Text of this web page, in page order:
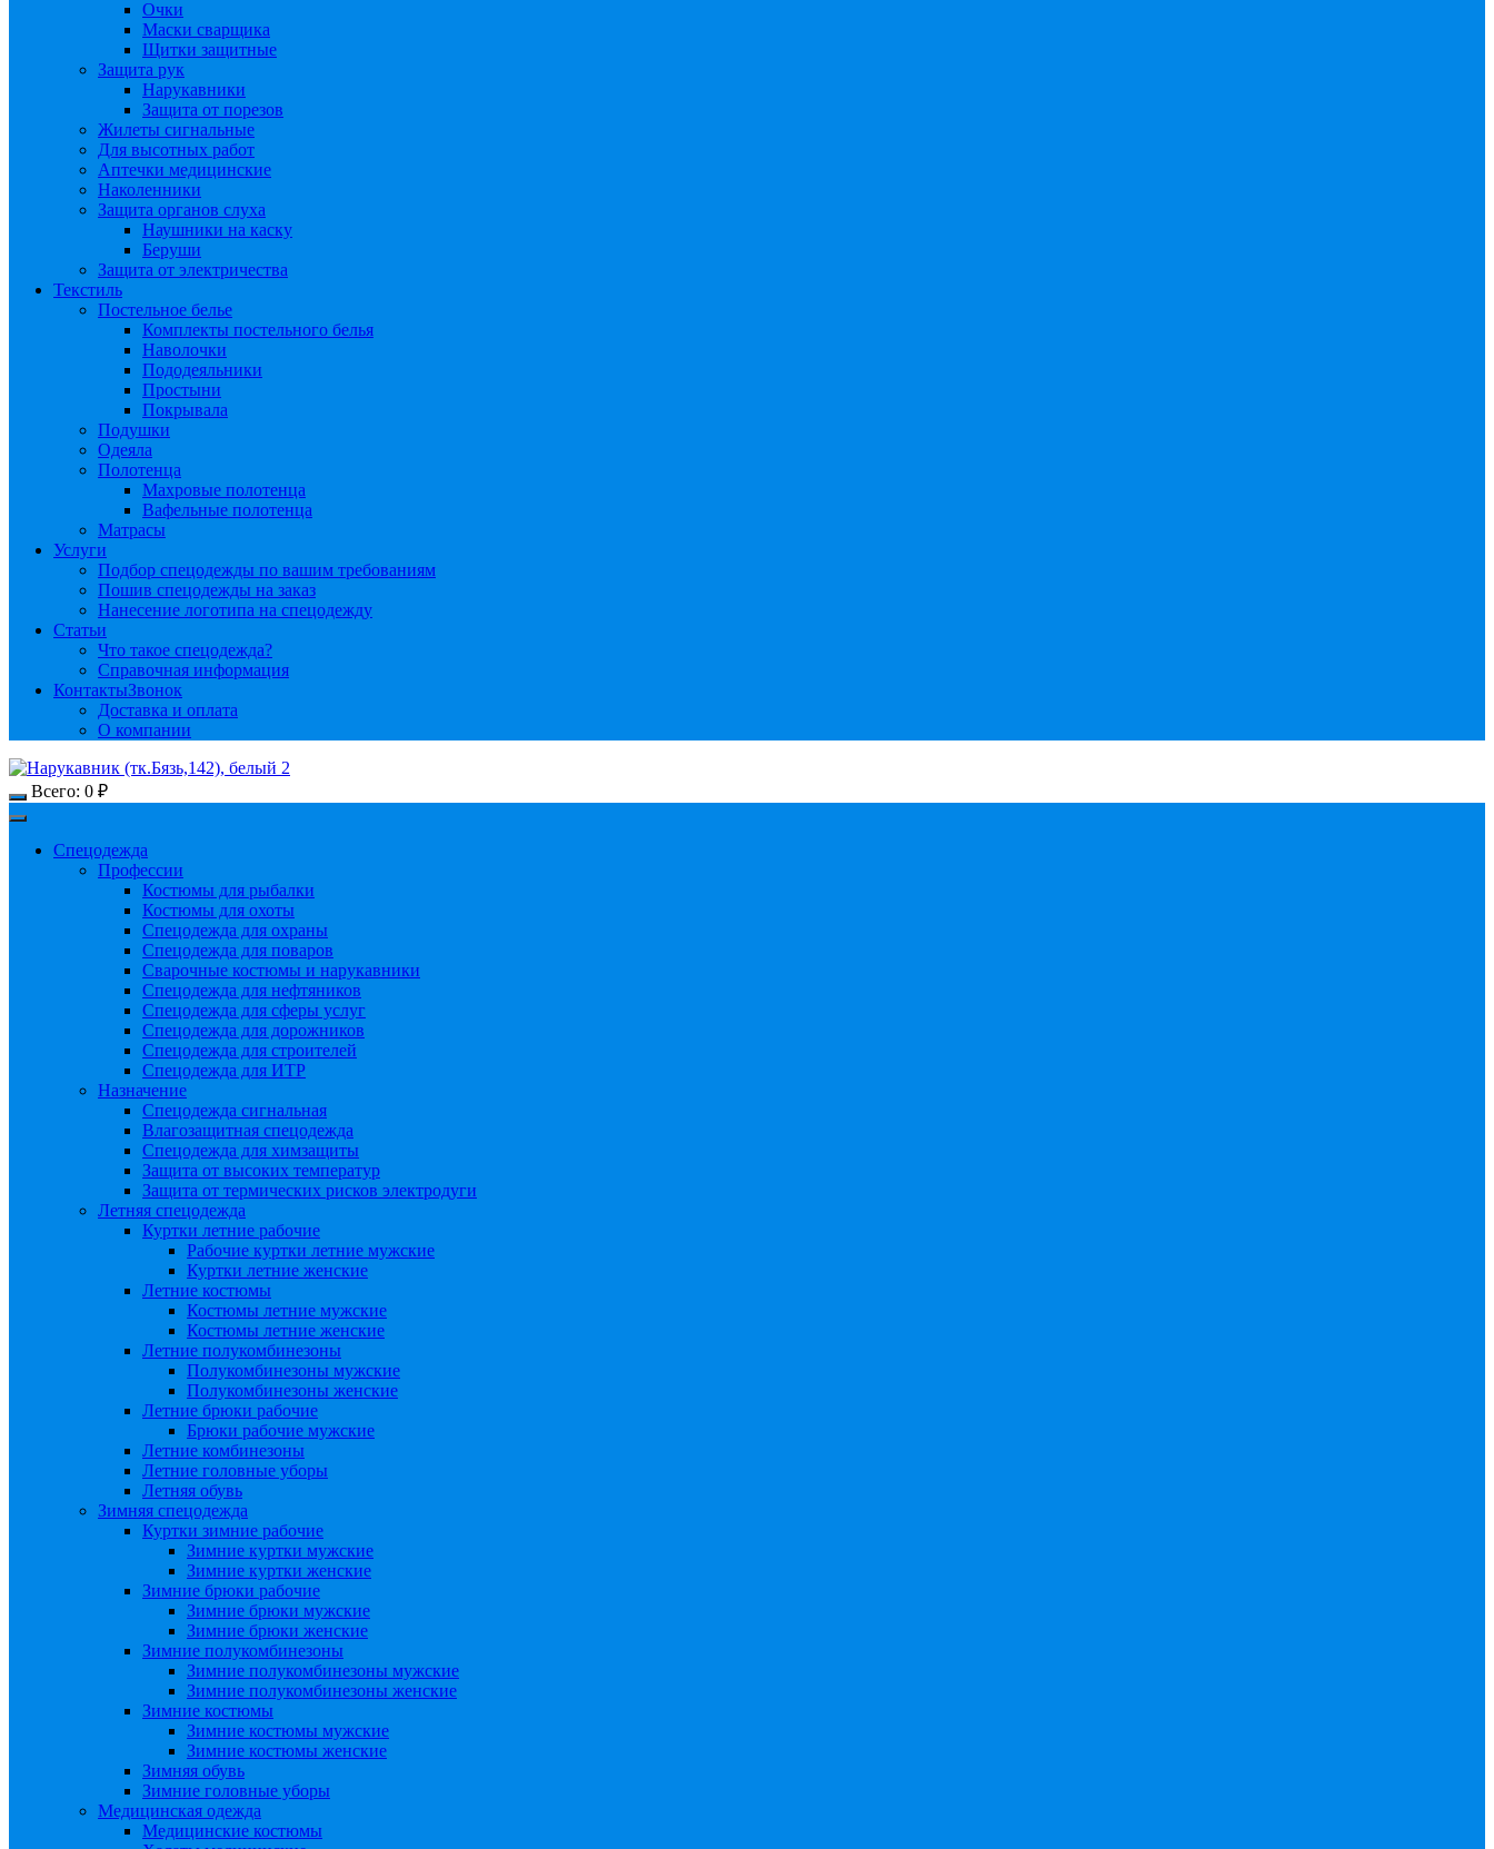
Очки
Маски сварщика
Щитки защитные
Защита рук
Нарукавники
Защита от порезов
Жилеты сигнальные
Для высотных работ
Аптечки медицинские
Наколенники
Защита органов слуха
Наушники на каску
Беруши
Защита от электричества
Текстиль
Постельное белье
Комплекты постельного белья
Наволочки
Пододеяльники
Простыни
Покрывала
Подушки
Одеяла
Полотенца
Махровые полотенца
Вафельные полотенца
Матрасы
Услуги
Подбор спецодежды по вашим требованиям
Пошив спецодежды на заказ
Нанесение логотипа на спецодежду
Статьи
Что такое спецодежда?
Справочная информация
КонтактыЗвонок
Доставка и оплата
О компании
Всего: 0 ₽
Спецодежда
Профессии
Костюмы для рыбалки
Костюмы для охоты
Спецодежда для охраны
Спецодежда для поваров
Сварочные костюмы и нарукавники
Спецодежда для нефтяников
Спецодежда для сферы услуг
Спецодежда для дорожников
Спецодежда для строителей
Спецодежда для ИТР
Назначение
Спецодежда сигнальная
Влагозащитная спецодежда
Спецодежда для химзащиты
Защита от высоких температур
Защита от термических рисков электродуги
Летняя спецодежда
Куртки летние рабочие
Рабочие куртки летние мужские
Куртки летние женские
Летние костюмы
Костюмы летние мужские
Костюмы летние женские
Летние полукомбинезоны
Полукомбинезоны мужские
Полукомбинезоны женские
Летние брюки рабочие
Брюки рабочие мужские
Летние комбинезоны
Летние головные уборы
Летняя обувь
Зимняя спецодежда
Куртки зимние рабочие
Зимние куртки мужские
Зимние куртки женские
Зимние брюки рабочие
Зимние брюки мужские
Зимние брюки женские
Зимние полукомбинезоны
Зимние полукомбинезоны мужские
Зимние полукомбинезоны женские
Зимние костюмы
Зимние костюмы мужские
Зимние костюмы женские
Зимняя обувь
Зимние головные уборы
Медицинская одежда
Медицинские костюмы